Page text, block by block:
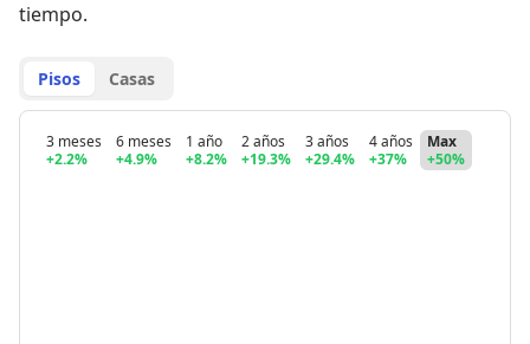
tiempo.
Pisos Casas
3 meses
+2.2%
6 meses
+4.9%
1 año
+8.2%
2 años
+19.3%
3 años
+29.4%
4 años
+37%
Max
+50%